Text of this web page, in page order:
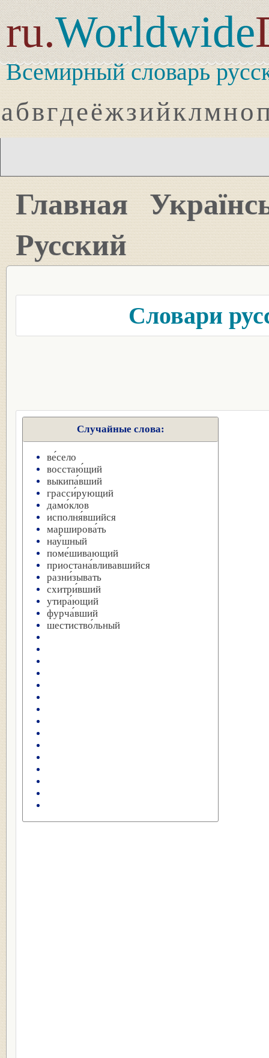
ru.Worldwide
Всемирный словарь
абвгдеёжзийклмно
Главная
Русский
Словари
Случайные слова:
ве́село
восстаю́щий
выкипа́вший
грасси́рующий
дамо́клов
исполня́вшийся
марширова́ть
нау́шный
поме́шивающий
приостана́вливавшийся
разни́зывать
схитри́вший
утира́ющий
фурча́вший
шестиство́льный